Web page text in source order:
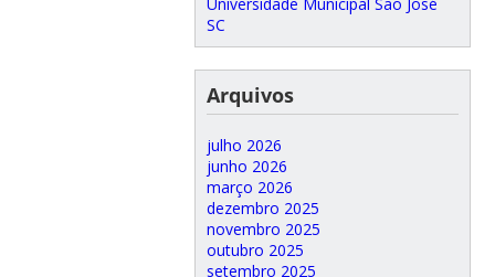
SC
Arquivos
julho 2026
junho 2026
março 2026
dezembro 2025
novembro 2025
outubro 2025
setembro 2025